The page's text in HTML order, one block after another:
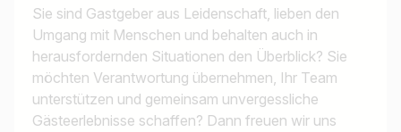
Sie sind Gastgeber aus Leidenschaft, lieben den
Umgang mit Menschen und behalten auch in
herausfordernden Situationen den Überblick? Sie
möchten Verantwortung übernehmen, Ihr Team
unterstützen und gemeinsam unvergessliche
Gästeerlebnisse schaffen? Dann freuen wir uns